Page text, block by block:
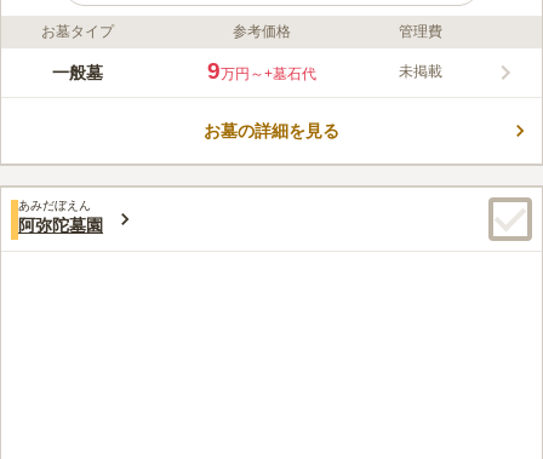
ライフドット編集部のコメント
道路から駐車場、施設内と全てがフラットに設計されています。
用意されているのでお好みの広さを選んでお墓を建立できるのも
口コミ評価
この霊園はまだ誰からも評価されていません。
お墓タイプ 参考価格 管理費
一般墓 9万円～+墓石代 未掲載
お墓の詳細を見る
あみだぼえん
阿弥陀墓園